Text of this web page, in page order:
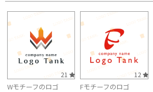
21
Wモチーフのロゴ
12
Fモチーフのロゴ